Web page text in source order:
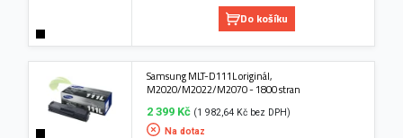
Do košíku
Samsung MLT-D111L originál,
M2020/M2022/M2070 - 1800 stran
2 399 Kč (1 982,64 Kč bez DPH)
Na dotaz